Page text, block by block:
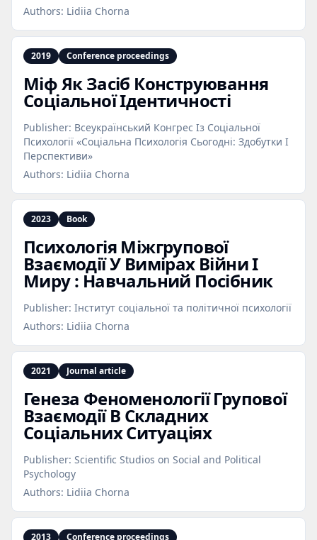
Authors: Lidiia Chorna
2019 Conference proceedings
Міф Як Засіб Конструювання
Соціальної Ідентичності
Publisher: Всеукраїнський Конгрес Із Соціальної
Психології «Соціальна Психологія Сьогодні: Здобутки І
Перспективи»
Authors: Lidiia Chorna
2023 Book
Психологія Міжгрупової
Взаємодії У Вимірах Війни І
Миру : Навчальний Посібник
Publisher: Інститут соціальної та політичної психології
Authors: Lidiia Chorna
2021 Journal article
Генеза Феноменології Групової
Взаємодії В Складних
Соціальних Ситуаціях
Publisher: Scientific Studios on Social and Political
Psychology
Authors: Lidiia Chorna
2013 Conference proceedings